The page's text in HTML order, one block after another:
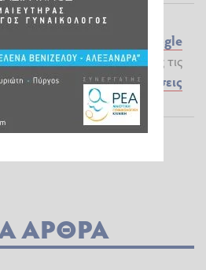
Google
και μάθετε πρώτοι όλες τις
Ειδήσεις
ΆΡΘΡΑ